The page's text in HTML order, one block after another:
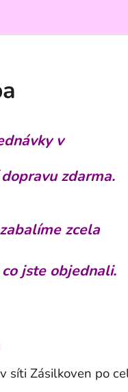
v
zdarma.
zcela
jste objednali.
síti Zásilkoven po